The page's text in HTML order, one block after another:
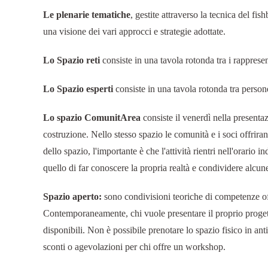
Le plenarie tematiche, gestite attraverso la tecnica del
una visione dei vari approcci e strategie adottate.
Lo Spazio reti consiste in una tavola rotonda tra i
Lo Spazio esperti consiste in una tavola rotonda tra
Lo spazio ComunitArea consiste il venerdì nella
costruzione. Nello stesso spazio le comunità e i soci
dello spazio, l'importante è che l'attività rientri nell'orario
quello di far conoscere la propria realtà e condividere
Spazio aperto: sono condivisioni teoriche di competenze
Contemporaneamente, chi vuole presentare il proprio
disponibili. Non è possibile prenotare lo spazio fisico in
sconti o agevolazioni per chi offre un workshop.